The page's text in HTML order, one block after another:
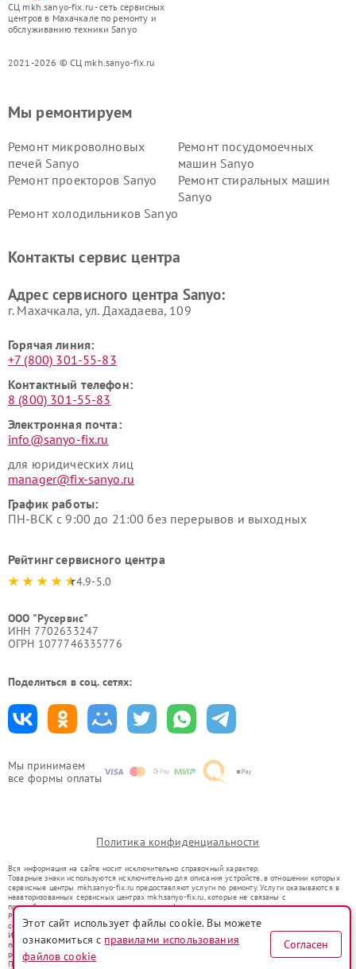
СЦ mkh.sanyo-fix.ru - сеть сервисных
центров в Махачкале по ремонту и
обслуживанию техники Sanyo
2021-2026 © СЦ mkh.sanyo-fix.ru
Мы принимаем
все формы оплаты
Мы ремонтируем
Ремонт микроволновых
печей Sanyo
Ремонт посудомоечных
машин Sanyo
Ремонт проекторов Sanyo
Ремонт стиральных машин
Sanyo
Ремонт холодильников Sanyo
Контакты сервис центра
Адрес сервисного центра Sanyo:
г. Махачкала, ул. Дахадаева, 109
Горячая линия:
+7 (800) 301-55-83
Контактный телефон:
8 (800) 301-55-83
Электронная почта:
info@sanyo-fix.ru
для юридических лиц
manager@fix-sanyo.ru
График работы:
ПН-ВСК с 9:00 до 21:00 без перерывов и выходных
Рейтинг сервисного центра
4.9-5.0
ООО "Русервис"
ИНН 7702633247
ОГРН 1077746335776
Поделиться в соц. сетях:
Политика конфиденциальности
Вся информация на сайте носит исключительно справочный характер.
Товарные знаки используются исключительно для описания устройств, в отношении которых
сервисные центры mkh.sanyo-fix.ru предоставляют услуги по ремонту. Услуги оказываются в
неавторизованных сервисных центрах mkh.sanyo-fix.ru, которые не связаны с
правообладателями товарных знаков или их официальными представителями.
Ремонт осуществляется для устройств, уже введенных в гражданский оборот в соответствии
со статьей 1487 ГК РФ.
Использование товарных знаков не преследует цели индивидуализации услуг или введения
потребителей в заблуждение, а служит для информирования о предоставляемых услугах по
ремонту техники указанных брендов.
Представленная на сайте информация не является публичной офертой, определяемой
Этот сайт использует файлы cookie. Вы можете
ознакомиться с правилами использования
файлов cookie
Согласен